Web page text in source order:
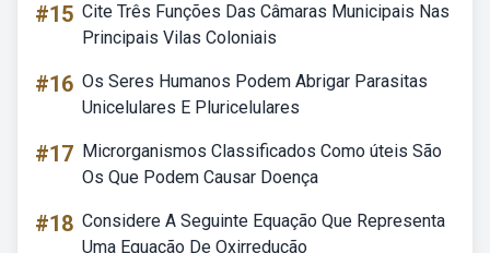
#15 Cite Três Funções Das Câmaras Municipais Nas
Principais Vilas Coloniais
#16 Os Seres Humanos Podem Abrigar Parasitas
Unicelulares E Pluricelulares
#17 Microrganismos Classificados Como úteis São
Os Que Podem Causar Doença
#18 Considere A Seguinte Equação Que Representa
Uma Equação De Oxirredução